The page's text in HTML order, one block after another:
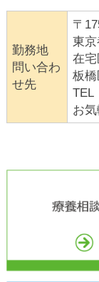
勤務地
問い合わ
せ先
〒
東
在
板
TEL
お